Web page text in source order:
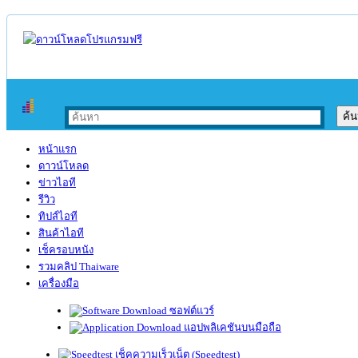
หน้าแรก
ดาวน์โหลด
ข่าวไอที
รีวิว
ทิปส์ไอที
สินค้าไอที
เช็ครอบหนัง
รวมคลิป Thaiware
เครื่องมือ
ซอฟต์แวร์
แอปพลิเคชันบนมือถือ
เช็คความเร็วเน็ต (Speedtest)